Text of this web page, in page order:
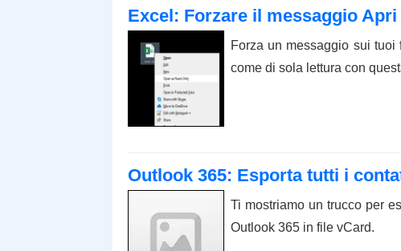
Excel: Forzare il messaggio
Forza un messaggio sui
come di sola lettura con
Outlook 365: Esporta tutti i
Ti mostriamo un trucco per
Outlook 365 in file vCard.